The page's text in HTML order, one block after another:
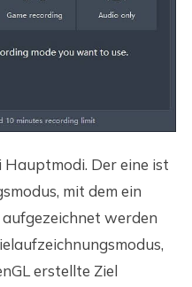
Der eine ist
mit dem ein
aufgezeichnet werden
erstellte Ziel